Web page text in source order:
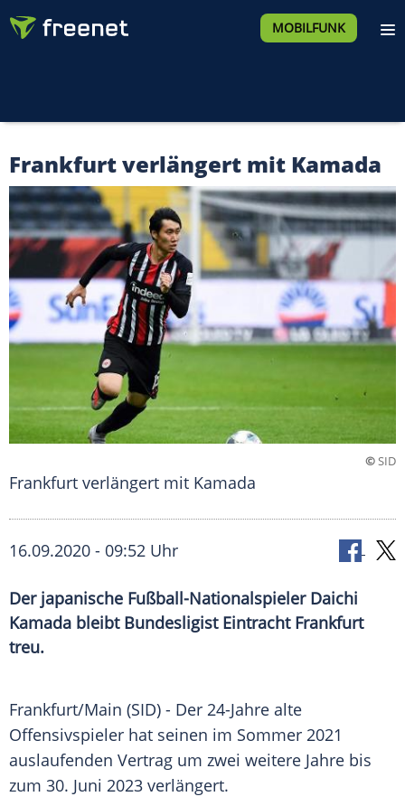
MOBILFUNK
Frankfurt verlängert mit Kamada
©SID
Frankfurt verlängert mit Kamada
16.09.2020 - 09:52 Uhr
Der japanische Fußball-Nationalspieler Daichi
Kamada bleibt Bundesligist Eintracht Frankfurt
treu.
Frankfurt/Main (SID) - Der 24-Jahre alte
Offensivspieler hat seinen im Sommer 2021
auslaufenden Vertrag um zwei weitere Jahre bis
zum 30. Juni 2023 verlängert.